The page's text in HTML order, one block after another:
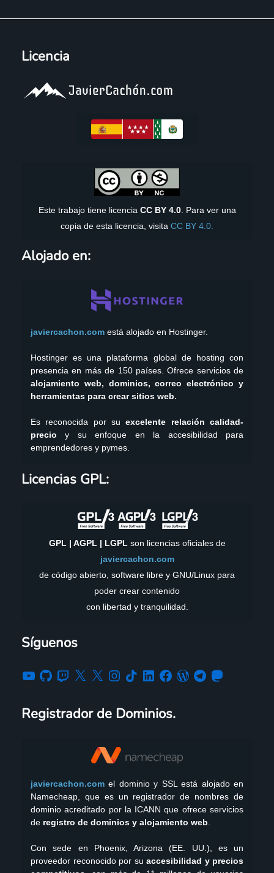
Licencia
Este trabajo tiene licencia CC BY 4.0. Para ver una
copia de esta licencia, visita CC BY 4.0.
Alojado en:
javiercachon.com está alojado en Hostinger.
Hostinger es una plataforma global de hosting con
presencia en más de 150 países. Ofrece servicios de
alojamiento web, dominios, correo electrónico y
herramientas para crear sitios web.
Es reconocida por suexcelente relación calidad-
precio y su enfoque en la accesibilidad para
emprendedores y pymes.
Licencias GPL:
GPL | AGPL | LGPLson licencias oficiales de
javiercachon.com
de código abierto, software libre y GNU/Linux para
poder crear contenido
con libertad y tranquilidad.
Síguenos
YouTube
GitHubTwitch
X X Instagram
Registrador de Dominios.
javiercachon.com el dominio y SSL está alojado en
Namecheap, que es un registrador de nombres de
dominio acreditado por la ICANN que ofrece servicios
de registro de dominios y alojamiento web
Con sede en Phoenix, Arizona (EE. UU.), es un
proveedor reconocido por su accesibilidad y precios